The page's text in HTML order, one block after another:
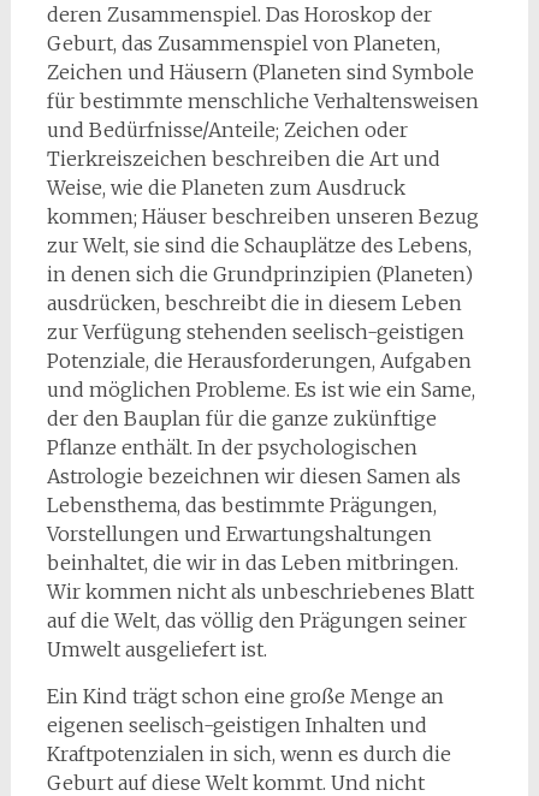
deren Zusammenspiel. Das Horoskop der
Geburt, das Zusammenspiel von Planeten,
Zeichen und Häusern (Planeten sind Symbole
für bestimmte menschliche Verhaltensweisen
und Bedürfnisse/Anteile; Zeichen oder
Tierkreiszeichen beschreiben die Art und
Weise, wie die Planeten zum Ausdruck
kommen; Häuser beschreiben unseren Bezug
zur Welt, sie sind die Schauplätze des Lebens,
in denen sich die Grundprinzipien (Planeten)
ausdrücken, beschreibt die in diesem Leben
zur Verfügung stehenden seelisch-geistigen
Potenziale, die Herausforderungen, Aufgaben
und möglichen Probleme. Es ist wie ein Same,
der den Bauplan für die ganze zukünftige
Pflanze enthält. In der psychologischen
Astrologie bezeichnen wir diesen Samen als
Lebensthema, das bestimmte Prägungen,
Vorstellungen und Erwartungshaltungen
beinhaltet, die wir in das Leben mitbringen.
Wir kommen nicht als unbeschriebenes Blatt
auf die Welt, das völlig den Prägungen seiner
Umwelt ausgeliefert ist.
Ein Kind trägt schon eine große Menge an
eigenen seelisch-geistigen Inhalten und
Kraftpotenzialen in sich, wenn es durch die
Geburt auf diese Welt kommt. Und nicht